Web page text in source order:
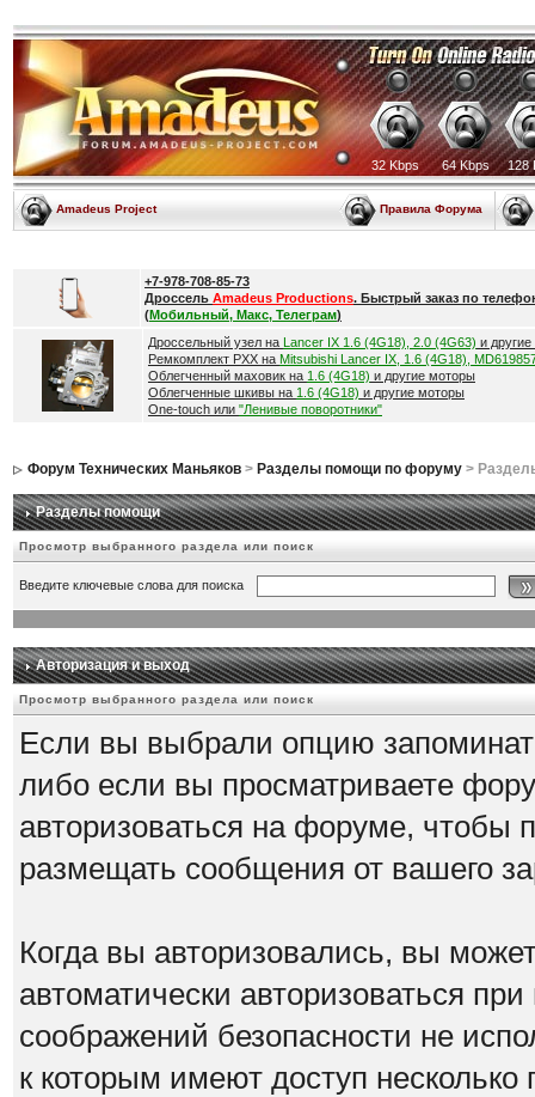
32 Kbps 64 Kbps 128
Amadeus Project Правила Форума
+7-978-708-85-73
Дроссель Amadeus Productions. Быстрый заказ по
(Мобильный, Макс, Телеграм)
Дроссельный узел на Lancer IX 1.6 (4G18), 2.0 (4G63) и
Ремкомплект РХХ на Mitsubishi Lancer IX, 1.6 (4G18),
Облегченный маховик на 1.6 (4G18) и другие моторы
Облегченные шкивы на 1.6 (4G18) и другие моторы
One-touch или "Ленивые поворотники"
Форум Технических Маньяков> Разделы помощи по форуму>
Разделы помощи
Просмотр выбранного раздела или поиск
Введите ключевые слова для поиска
Авторизация и выход
Просмотр выбранного раздела или поиск
Если вы выбрали опцию
либо если вы просматриваете
авторизоваться на форуме,
размещать сообщения от вашего
Когда вы авторизовались, вы
автоматически авторизоваться
соображений безопасности не
к которым имеют доступ несколько